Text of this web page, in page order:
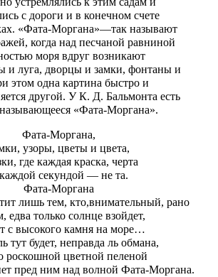
с дороги и в конечном счете
«Фата-Моргана»—так называют
когда над песчаной равниной
моря вдруг возникают
и луга, дворцы и замки, фонтаны и
этом одна картина быстро и
другой. У К. Д. Бальмонта есть
«Фата-Моргана».
Фата-Моргана,
узоры, цветы и цвета,
где каждая краска, черта
секундой — не та.
Фата-Моргана
лишь тем, кто,внимательный, рано
едва только солнце взойдет,
с высокого камня на море…
тут будет, неправда ль обмана,
роскошной цветной пеленой
пред ним над волной Фата-Моргана.